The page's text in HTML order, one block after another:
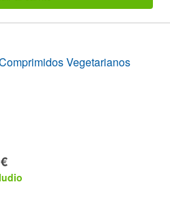
Vegetarianos